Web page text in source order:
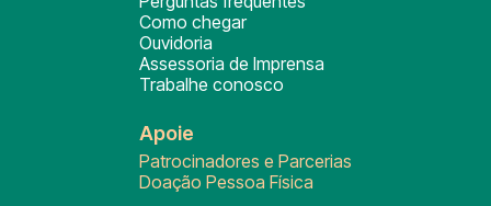
Como chegar
Ouvidoria
Assessoria de Imprensa
Trabalhe conosco
Apoie
Patrocinadores e Parcerias
Doação Pessoa Física